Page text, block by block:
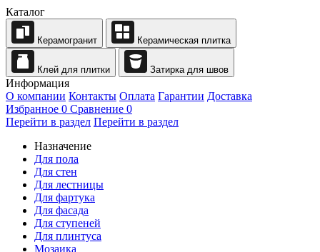
Каталог
Керамогранит Керамическая плитка
Клей для плитки Затирка для швов
Информация
О компании Контакты Оплата Гарантии Доставка
Избранное 0 Сравнение 0
Перейти в раздел Перейти в раздел
Назначение
Для пола
Для стен
Для лестницы
Для фартука
Для фасада
Для ступеней
Для плинтуса
Мозаика